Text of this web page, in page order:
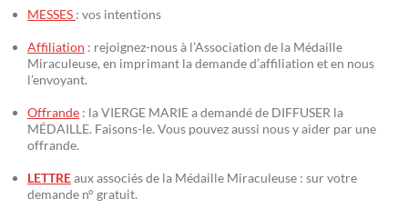
MESSES : vos intentions
Affiliation : rejoignez-nous à l’Association de la Médaille
Miraculeuse, en imprimant la demande d’affiliation et en nous
l’envoyant.
Offrande : la VIERGE MARIE a demandé de DIFFUSER la
MÉDAILLE. Faisons-le. Vous pouvez aussi nous y aider par une
offrande.
LETTREaux associés de la Médaille Miraculeuse : sur votre
demande n° gratuit.